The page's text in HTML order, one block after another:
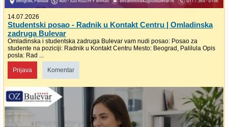
14.07.2026
Studentski posao - Radnik u Kontakt Centru | Omladinska
zadruga Bulevar
Omladinska i studentska zadruga Bulevar vam nudi posao: Posao za
studente na poziciji: Radnik u Kontakt Centru Mesto: Beograd, Palilula Opis
posla: Rad ...
Prijava Komentar